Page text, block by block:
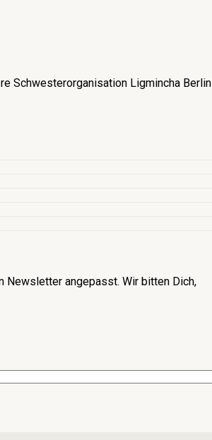
Schwesterorganisation Ligmincha Berlin
Newsletter angepasst. Wir bitten Dich,